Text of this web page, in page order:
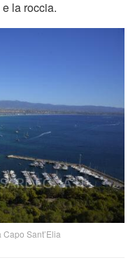
la roccia.
Sant’Elia